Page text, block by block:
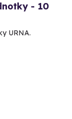
- 10
URNA.